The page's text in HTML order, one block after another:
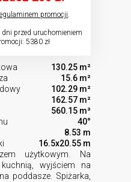
promocji.
przed uruchomieniem
5380 zł
130.25 m²
15.6 m²
102.29 m²
162.57 m²
560.15 m³
40°
8.53 m
16.5x20.55 m
użytkowym. Na
wyjściem na
poddasze. Spiżarka,